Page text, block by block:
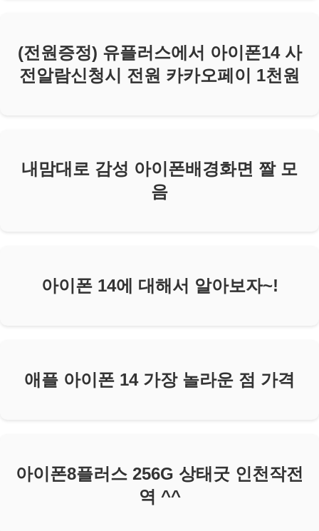
(전원증정) 유플러스에서 아이폰14 사
전알람신청시 전원 카카오페이 1천원
내맘대로 감성 아이폰배경화면 짤 모
음
아이폰 14에 대해서 알아보자~!
애플 아이폰 14 가장 놀라운 점 가격
아이폰8플러스 256G 상태굿 인천작전
역 ^^